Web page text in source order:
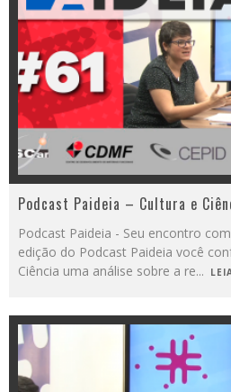
Podcast Paideia – Cultura e
Podcast Paideia - Seu encontro
edição do Podcast Paideia você
Ciência uma análise sobre a re...